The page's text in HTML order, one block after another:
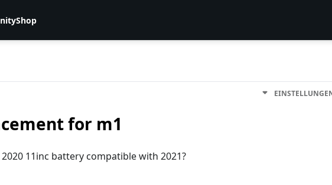
Shop
for m1
11inc battery compatible with 2021?